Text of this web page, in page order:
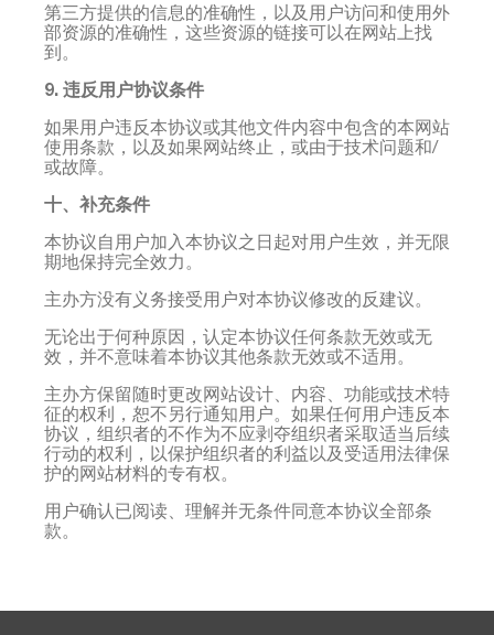
第三方提供的信息的准确性，以及用户访问和使用外
部资源的准确性，这些资源的链接可以在网站上找
到。
9. 违反用户协议条件
如果用户违反本协议或其他文件内容中包含的本网站
使用条款，以及如果网站终止，或由于技术问题和/
或故障。
十、补充条件
本协议自用户加入本协议之日起对用户生效，并无限
期地保持完全效力。
主办方没有义务接受用户对本协议修改的反建议。
无论出于何种原因，认定本协议任何条款无效或无
效，并不意味着本协议其他条款无效或不适用。
主办方保留随时更改网站设计、内容、功能或技术特
征的权利，恕不另行通知用户。如果任何用户违反本
协议，组织者的不作为不应剥夺组织者采取适当后续
行动的权利，以保护组织者的利益以及受适用法律保
护的网站材料的专有权。
用户确认已阅读、理解并无条件同意本协议全部条
款。